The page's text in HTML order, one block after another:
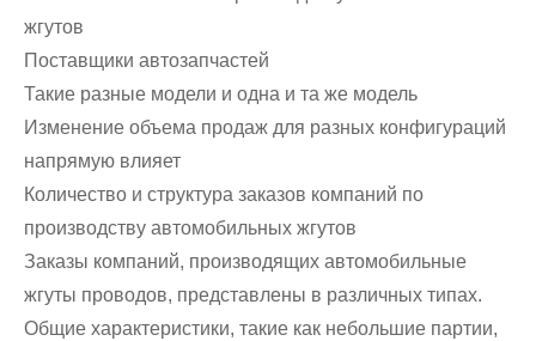
жгутов
Поставщики автозапчастей
Такие разные модели и одна и та же модель
Изменение объема продаж для разных конфигураций
напрямую влияет
Количество и структура заказов компаний по
производству автомобильных жгутов
Заказы компаний, производящих автомобильные
жгуты проводов, представлены в различных типах.
Общие характеристики, такие как небольшие партии,